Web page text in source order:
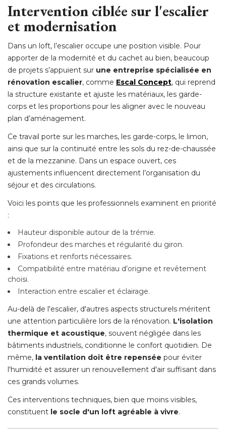
Intervention ciblée sur l'escalier
et modernisation
Dans un loft, l’escalier occupe une position visible. Pour
apporter de la modernité et du cachet au bien, beaucoup
de projets s’appuient sur une entreprise spécialisée en
rénovation escalier, comme Escal Concept, qui reprend
la structure existante et ajuste les matériaux, les garde-
corps et les proportions pour les aligner avec le nouveau
plan d’aménagement.
Ce travail porte sur les marches, les garde-corps, le limon,
ainsi que sur la continuité entre les sols du rez-de-chaussée
et de la mezzanine. Dans un espace ouvert, ces
ajustements influencent directement l’organisation du
séjour et des circulations.
Voici les points que les professionnels examinent en priorité
:
Hauteur disponible autour de la trémie.
Profondeur des marches et régularité du giron.
Fixations et renforts nécessaires.
Compatibilité entre matériau d’origine et revêtement
choisi.
Interaction entre escalier et éclairage.
Au-delà de l'escalier, d'autres aspects structurels méritent
une attention particulière lors de la rénovation. L'isolation
thermique et acoustique, souvent négligée dans les
bâtiments industriels, conditionne le confort quotidien. De
même, la ventilation doit être repensée pour éviter
l'humidité et assurer un renouvellement d'air suffisant dans
ces grands volumes.
Ces interventions techniques, bien que moins visibles,
constituent le socle d'un loft agréable à vivre.